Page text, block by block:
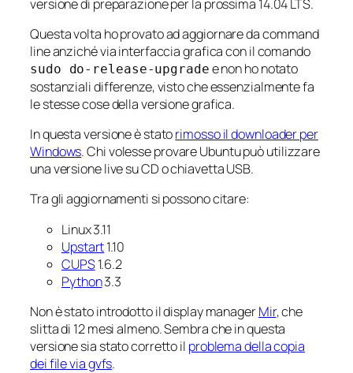
versione di preparazione per la prossima 14.04 LTS.
Questa volta ho provato ad aggiornare da command
line anziché via interfaccia grafica con il comando
sudo do-release-upgrade e non ho notato
sostanziali differenze, visto che essenzialmente fa
le stesse cose della versione grafica.
In questa versione è statorimosso il downloader per
Windows. Chi volesse provare Ubuntu può utilizzare
una versione live su CD o chiavetta USB.
Tra gli aggiornamenti si possono citare:
Linux 3.11
Upstart1.10
CUPS1.6.2
Python3.3
Non è stato introdotto il display managerMir, che
slitta di 12 mesi almeno. Sembra che in questa
versione sia stato corretto il problema della copia
dei file via gvfs.